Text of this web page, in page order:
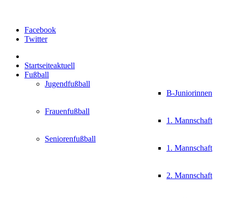
Facebook
Twitter
Startseiteaktuell
Fußball
Jugendfußball
B-Juniorinnen
Frauenfußball
1. Mannschaft
Seniorenfußball
1. Mannschaft
2. Mannschaft